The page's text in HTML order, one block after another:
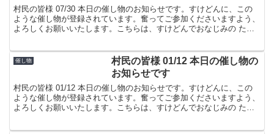
村民の皆様 07/30 本日の催し物のお知らせです。すけどんに、この
ような催し物が登録されています。奮ってご参加くださいますよう、
よろしくお願いいたします。こちらは、すけどんでおなじみの たま
催し物
村民の皆様 01/12 本日の催し物の
お知らせです
村民の皆様 01/12 本日の催し物のお知らせです。すけどんに、この
ような催し物が登録されています。奮ってご参加くださいますよう、
よろしくお願いいたします。こちらは、すけどんでおなじみの たま